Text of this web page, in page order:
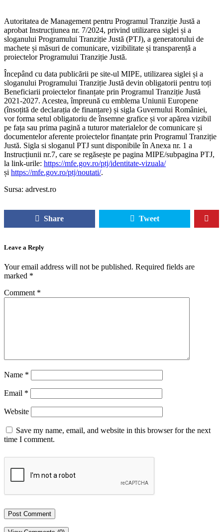
Autoritatea de Management pentru Programul Tranziție Justă a
aprobat Instrucțiunea nr. 7/2024, privind utilizarea siglei și a
sloganului Programului Tranziție Justă (PTJ), a generatorului de
machete și măsuri de comunicare, vizibilitate și transparență a
proiectelor Programului Tranziție Justă.
Începând cu data publicării pe site-ul MIPE, utilizarea siglei și a
sloganului Programului Tranziție Justă devin obligatorii pentru toți
Beneficiarii proiectelor finanțate prin Programul Tranziție Justă
2021-2027. Acestea, împreună cu emblema Uniunii Europene
(însoțită de declarația de finanțare) și sigla Guvernului României,
vor forma setul obligatoriu de însemne grafice și vor apărea vizibil
pe fața sau prima pagină a tuturor materialelor de comunicare și
documentelor aferente proiectelor finanțate prin Programul Tranziție
Justă. Sigla si sloganul PTJ sunt disponibile în Anexa nr. 1 a
Instrucțiunii nr.7, care se regăsește pe pagina MIPE/subpagina PTJ,
la link-urile: https://mfe.gov.ro/ptj/identitate-vizuala/
și https://mfe.gov.ro/ptj/noutati/.
Sursa: adrvest.ro
Share Tweet
Leave a Reply
Your email address will not be published. Required fields are
marked *
Comment *
Name *
Email *
Website
Save my name, email, and website in this browser for the next
time I comment.